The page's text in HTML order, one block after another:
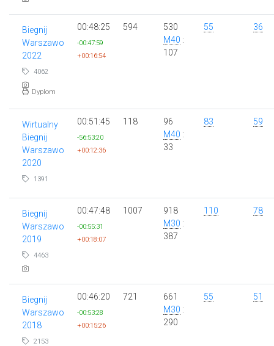
Biegnij
Warszawo
2022
4062
Dyplom
00:48:25
-00:47:59
+00:16:54
594
530
M40 :
107
55 36
Wirtualny
Biegnij
Warszawo
2020
1391
00:51:45
-56:53:20
+00:12:36
118
96
M40 :
33
83 59
Biegnij
Warszawo
2019
4463
00:47:48
-00:55:31
+00:18:07
1007
918
M30 :
387
110 78
Biegnij
Warszawo
2018
2153
00:46:20
-00:53:28
+00:15:26
721
661
M30 :
290
55 51